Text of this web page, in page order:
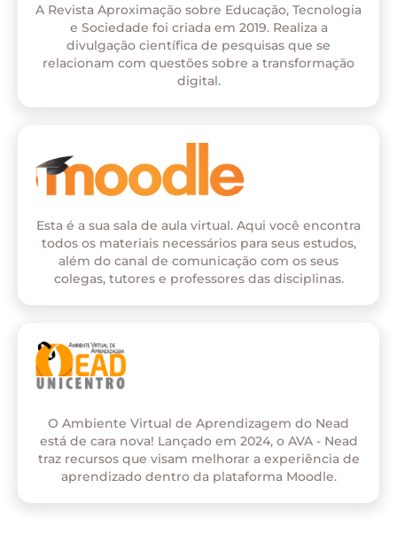
A Revista Aproximação sobre Educação, Tecnologia
e Sociedade foi criada em 2019. Realiza a
divulgação científica de pesquisas que se
relacionam com questões sobre a transformação
digital.
Esta é a sua sala de aula virtual. Aqui você encontra
todos os materiais necessários para seus estudos,
além do canal de comunicação com os seus
colegas, tutores e professores das disciplinas.
O Ambiente Virtual de Aprendizagem do Nead
está de cara nova! Lançado em 2024, o AVA - Nead
traz recursos que visam melhorar a experiência de
aprendizado dentro da plataforma Moodle.